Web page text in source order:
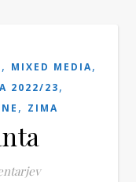
, MIXED MEDIA,
2022/23,
, ZIMA